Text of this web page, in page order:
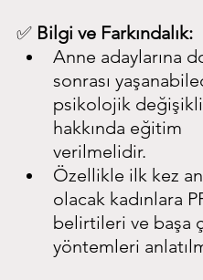
✅ Bilgi ve Farkındalık:
Anne adaylarına
sonrası
psikolojik
hakkında eğitim
verilmelidir.
Özellikle ilk kez
olacak kadınlara
belirtileri ve başa
yöntemleri